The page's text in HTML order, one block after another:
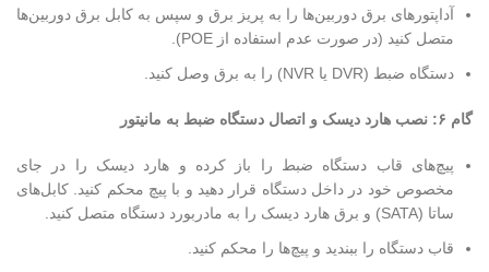
آداپتورهای برق دوربین‌ها را به پریز برق و سپس به کابل برق دوربین‌ها
متصل کنید (در صورت عدم استفاده از POE).
دستگاه ضبط (DVR یا NVR) را به برق وصل کنید.
گام ۶: نصب هارد دیسک و اتصال دستگاه ضبط به مانیتور
پیچ‌های قاب دستگاه ضبط را باز کرده و هارد دیسک را در جای
مخصوص خود در داخل دستگاه قرار دهید و با پیچ محکم کنید. کابل‌های
ساتا (SATA) و برق هارد دیسک را به مادربورد دستگاه متصل کنید.
قاب دستگاه را ببندید و پیچ‌ها را محکم کنید.